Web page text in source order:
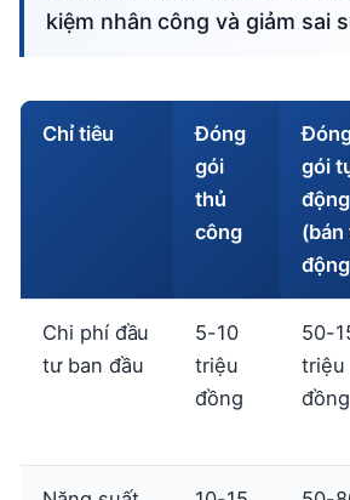
kiệm nhân công và giảm sai
Chỉ tiêu
Đóng
gói
thủ
công
gói
động
(bán
Chi phí đầu
tư ban đầu
5-10
triệu
đồng
50-
triệu
đồng